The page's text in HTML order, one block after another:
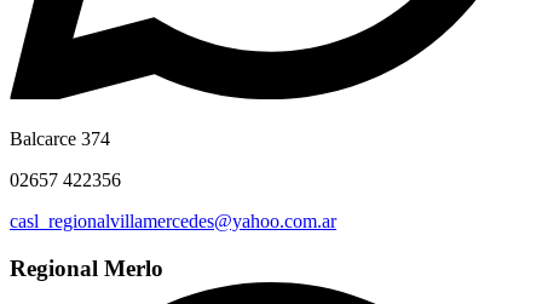
Balcarce 374
02657 422356
casl_regionalvillamercedes@yahoo.com.ar
Regional Merlo